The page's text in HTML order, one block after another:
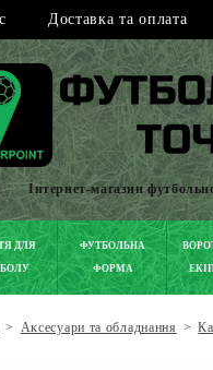
Доставка та оплата
Інтернет-магазин
ДЛЯ ФУТБОЛЬНА
ФОРМА
> Аксесуари та обладнання >